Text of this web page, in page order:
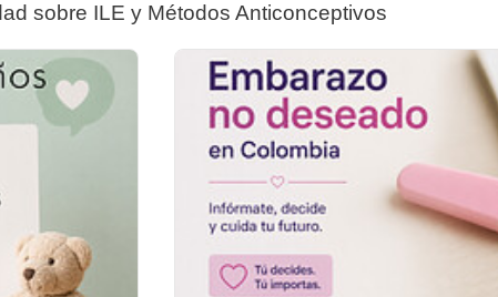
sobre ILE y Métodos Anticonceptivos